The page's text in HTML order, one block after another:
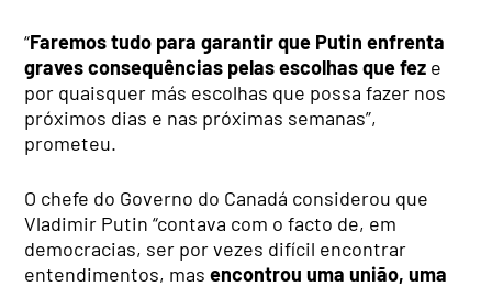
“Faremos tudo para garantir que Putin enfrenta
graves consequências pelas escolhas que fez e
por quaisquer más escolhas que possa fazer nos
próximos dias e nas próximas semanas”,
prometeu.
O chefe do Governo do Canadá considerou que
Vladimir Putin “contava com o facto de, em
democracias, ser por vezes difícil encontrar
entendimentos, masencontrou uma união, uma